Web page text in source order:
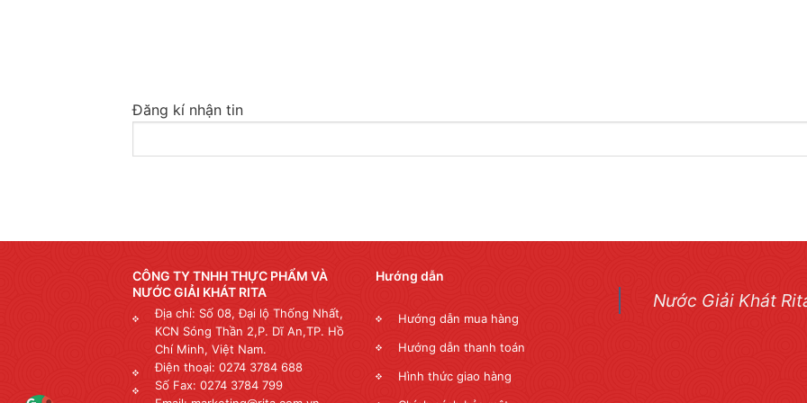
Đăng kí nhận tin
CÔNG TY TNHH THỰC PHẨM VÀ
NƯỚC GIẢI KHÁT RITA
Địa chỉ: Số 08, Đại lộ Thống Nhất,
KCN Sóng Thần 2,P. Dĩ An,TP. Hồ
Chí Minh, Việt Nam.
Điện thoại: 0274 3784 688
Số Fax: 0274 3784 799
Hướng dẫn
Hướng dẫn mua hàng
Hướng dẫn thanh toán
Hình thức giao hàng
Nước Giải Khát